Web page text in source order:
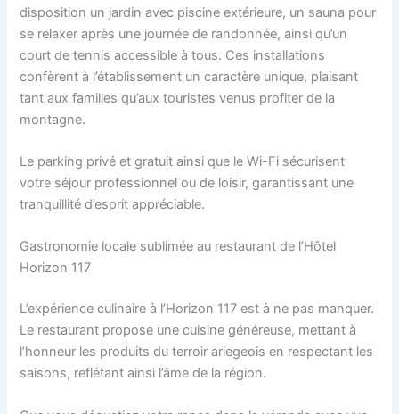
disposition un jardin avec piscine extérieure, un sauna pour
se relaxer après une journée de randonnée, ainsi qu’un
court de tennis accessible à tous. Ces installations
confèrent à l’établissement un caractère unique, plaisant
tant aux familles qu’aux touristes venus profiter de la
montagne.
Le parking privé et gratuit ainsi que le Wi-Fi sécurisent
votre séjour professionnel ou de loisir, garantissant une
tranquillité d’esprit appréciable.
Gastronomie locale sublimée au restaurant de l’Hôtel
Horizon 117
L’expérience culinaire à l’Horizon 117 est à ne pas manquer.
Le restaurant propose une cuisine généreuse, mettant à
l’honneur les produits du terroir ariegeois en respectant les
saisons, reflétant ainsi l’âme de la région.